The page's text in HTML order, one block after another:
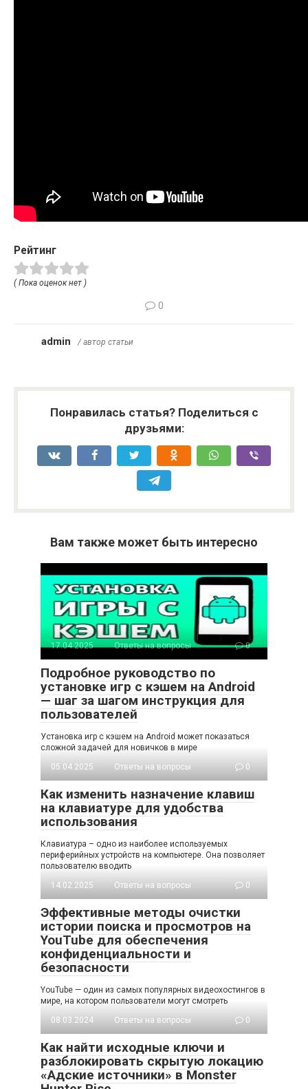
Рейтинг
( Пока оценок нет )
0
admin / автор статьи
Понравилась статья? Поделиться с
друзьями:
Вам также может быть интересно
17.04.2025 Ответы на вопросы 0
Подробное руководство по
установке игр с кэшем на Android
— шаг за шагом инструкция для
пользователей
Установка игр с кэшем на Android может показаться
сложной задачей для новичков в мире
05.04.2025
Ответы на вопросы 0
Как изменить назначение клавиш
на клавиатуре для удобства
использования
Клавиатура – одно из наиболее используемых
периферийных устройств на компьютере. Она позволяет
пользователю вводить
14.02.2025
Ответы на вопросы 0
Эффективные методы очистки
истории поиска и просмотров на
YouTube для обеспечения
конфиденциальности и
безопасности
YouTube — один из самых популярных видеохостингов в
мире, на котором пользователи могут смотреть
08.03.2024
Ответы на вопросы 0
Как найти исходные ключи и
разблокировать скрытую локацию
«Адские источники» в Monster